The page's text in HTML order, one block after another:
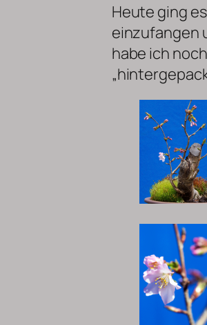
Heute ging
einzufangen
habe ich